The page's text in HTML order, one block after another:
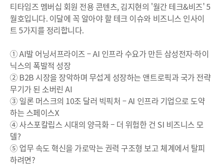
티타임즈 멤버십 회원 전용 콘텐츠, 김지현의 '월간 테크&비즈' 5
월호입니다. 이달에 꼭 알아야 할 테크 이슈와 비즈니스 인사이
트 5가지를 정리합니다.
① AI발 어닝서프라이즈 – AI 인프라 수요가 만든 삼성전자·하이
닉스의 폭발적 성장
② B2B 시장을 장악하며 무섭게 성장하는 앤트로픽과 국가 전략
무기가 된 소버린 AI
③ 일론 머스크의 10조 달러 빅픽처 – AI 인프라 기업으로 도약
하는 스페이스X
④ 사스포칼립스 시대의 양극화 – 더 위험한 건 SI 비즈니스 모
델?
⑤ 업무 속도 혁신을 가로막는 권력 구조형 보고 체계에서 탈피
하려면?